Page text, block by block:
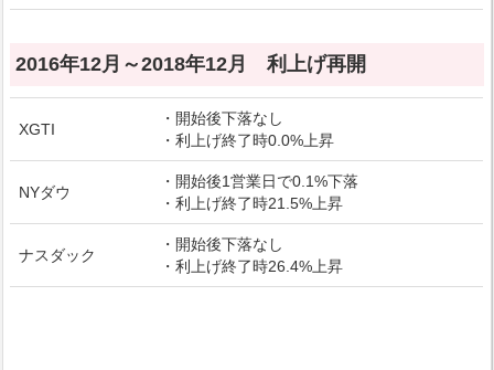
2016年12月～2018年12月 利上げ再開
XGTI
・開始後下落なし
・利上げ終了時0.0%上昇
NYダウ
・開始後1営業日で0.1%下落
・利上げ終了時21.5%上昇
ナスダック
・開始後下落なし
・利上げ終了時26.4%上昇